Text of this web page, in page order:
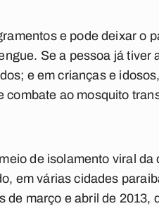
e pode deixar o
Se a pessoa já tiver
e em crianças e
combate ao mosquito
de isolamento viral da
em várias cidades
março e abril de 2013,